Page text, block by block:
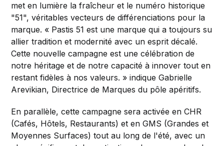
met en lumière la fraîcheur et le numéro historique
"51", véritables vecteurs de différenciations pour la
marque. « Pastis 51 est une marque qui a toujours su
allier tradition et modernité avec un esprit décalé.
Cette nouvelle campagne est une célébration de
notre héritage et de notre capacité à innover tout en
restant fidèles à nos valeurs. » indique Gabrielle
Arevikian, Directrice de Marques du pôle apéritifs.
En parallèle, cette campagne sera activée en CHR
(Cafés, Hôtels, Restaurants) et en GMS (Grandes et
Moyennes Surfaces) tout au long de l'été, avec un